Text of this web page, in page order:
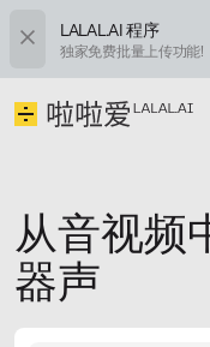
LALAL.AI 程序
独家免费批量上传功能!
从音视频
器声